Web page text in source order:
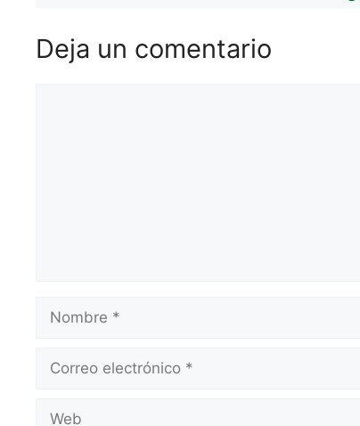
Deja un comentario
Nombre
Correo
Web